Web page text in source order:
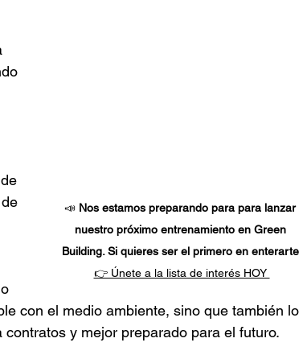
📣 Nos estamos preparando para para lanzar
nuestro próximo entrenamiento en Green
Building. Si quieres ser el primero en enterarte
👉 Únete a la lista de interés HOY
con el medio ambiente, sino que también lo
y mejor preparado para el futuro.